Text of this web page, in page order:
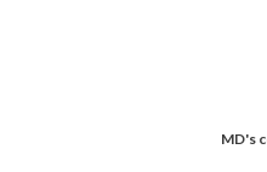
MD's